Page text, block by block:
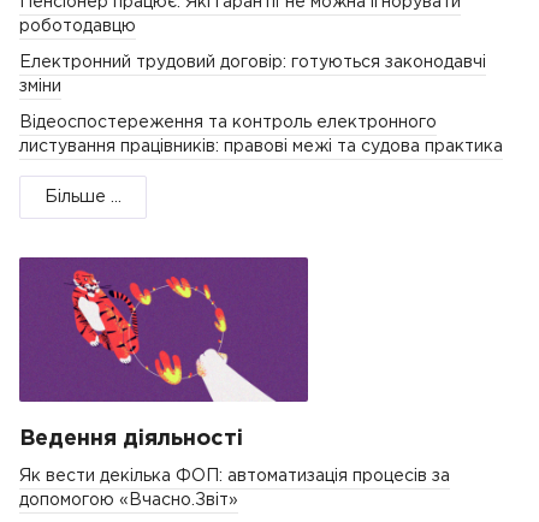
роботодавцю
Електронний трудовий договір: готуються законодавчі
зміни
Відеоспостереження та контроль електронного
листування працівників: правові межі та судова практика
Більше ...
Ведення діяльності
Як вести декілька ФОП: автоматизація процесів за
допомогою «Вчасно.Звіт»